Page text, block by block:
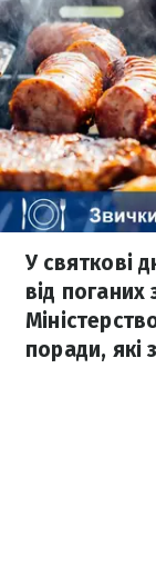
У святкові
від поганих
поради, які